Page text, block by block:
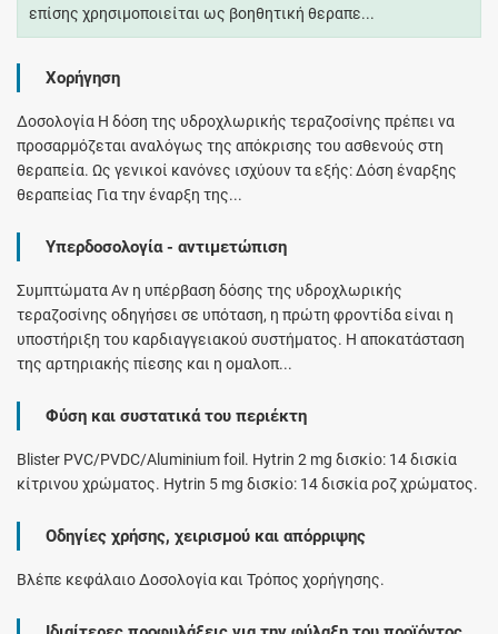
επίσης χρησιμοποιείται ως βοηθητική θεραπε...
Χορήγηση
Δοσολογία Η δόση της υδροχλωρικής τεραζοσίνης πρέπει να
προσαρμόζεται αναλόγως της απόκρισης του ασθενούς στη
θεραπεία. Ως γενικοί κανόνες ισχύουν τα εξής: Δόση έναρξης
θεραπείας Για την έναρξη της...
Υπερδοσολογία - αντιμετώπιση
Συμπτώματα Αν η υπέρβαση δόσης της υδροχλωρικής
τεραζοσίνης οδηγήσει σε υπόταση, η πρώτη φροντίδα είναι η
υποστήριξη του καρδιαγγειακού συστήματος. Η αποκατάσταση
της αρτηριακής πίεσης και η ομαλοπ...
Φύση και συστατικά του περιέκτη
Blister PVC/PVDC/Aluminium foil. Hytrin 2 mg δισκίο: 14 δισκία
κίτρινου χρώματος. Hytrin 5 mg δισκίο: 14 δισκία ροζ χρώματος.
Οδηγίες χρήσης, χειρισμού και απόρριψης
Βλέπε κεφάλαιο Δοσολογία και Τρόπος χορήγησης.